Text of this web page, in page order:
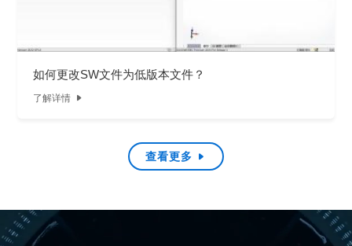
如何更改SW文件为低版本文件？
了解详情 
查看更多 